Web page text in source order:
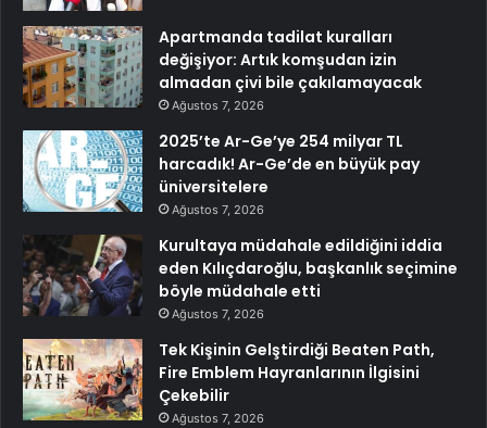
Apartmanda tadilat kuralları
değişiyor: Artık komşudan izin
almadan çivi bile çakılamayacak
Ağustos 7, 2026
2025’te Ar-Ge’ye 254 milyar TL
harcadık! Ar-Ge’de en büyük pay
üniversitelere
Ağustos 7, 2026
Kurultaya müdahale edildiğini iddia
eden Kılıçdaroğlu, başkanlık seçimine
böyle müdahale etti
Ağustos 7, 2026
Tek Kişinin Gelştirdiği Beaten Path,
Fire Emblem Hayranlarının İlgisini
Çekebilir
Ağustos 7, 2026